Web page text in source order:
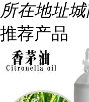
所在地址
推荐产品